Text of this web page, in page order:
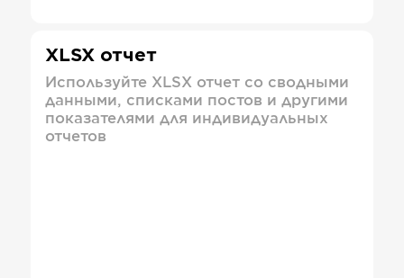
XLSX отчет
Используйте XLSX отчет со сводными
данными, списками постов и другими
показателями для индивидуальных
отчетов